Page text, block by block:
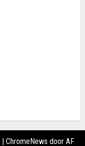
| ChromeNews door AF